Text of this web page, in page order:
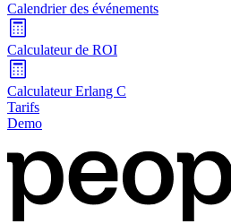
Calendrier des événements
Calculateur de ROI
Calculateur Erlang C
Tarifs
Demo